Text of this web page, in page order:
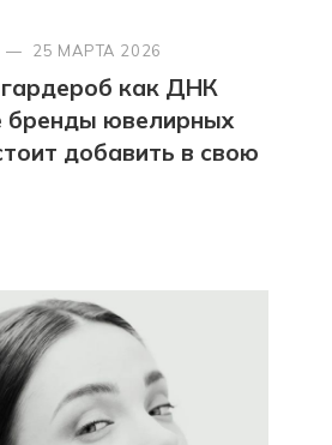
— 25 МАРТА 2026
как ДНК
бренды ювелирных
добавить в свою